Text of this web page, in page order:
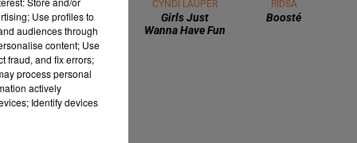
HENRI PFR
Sola
CYNDI LAUPER
Girls Just
Wanna Have Fun
RIDSA
Boosté
Use profiles to
audiences through
content; Use
fraud, and fix errors;
process personal
actively
Identify devices